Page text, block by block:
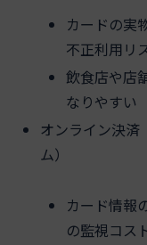
カードの実
不正利用リ
飲食店や店
なりやすい
オンライン決済
ム）
カード情報
の監視コス